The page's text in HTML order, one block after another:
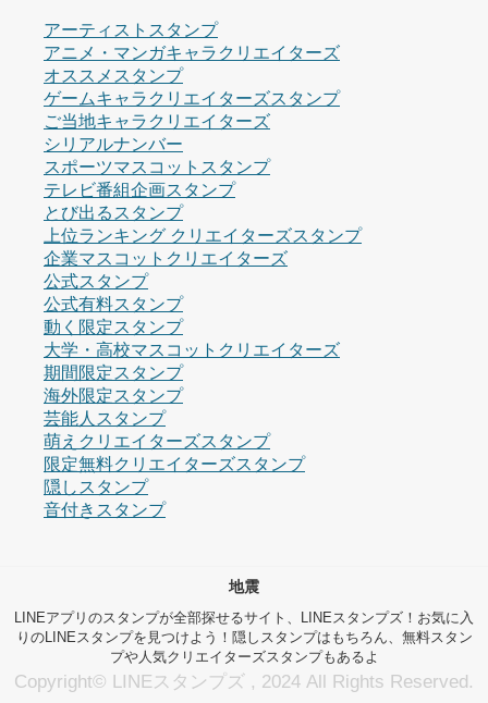
アーティストスタンプ
アニメ・マンガキャラクリエイターズ
オススメスタンプ
ゲームキャラクリエイターズスタンプ
ご当地キャラクリエイターズ
シリアルナンバー
スポーツマスコットスタンプ
テレビ番組企画スタンプ
とび出るスタンプ
上位ランキング クリエイターズスタンプ
企業マスコットクリエイターズ
公式スタンプ
公式有料スタンプ
動く限定スタンプ
大学・高校マスコットクリエイターズ
期間限定スタンプ
海外限定スタンプ
芸能人スタンプ
萌えクリエイターズスタンプ
限定無料クリエイターズスタンプ
隠しスタンプ
音付きスタンプ
地震
LINEアプリのスタンプが全部探せるサイト、LINEスタンプズ！お気に入
りのLINEスタンプを見つけよう！隠しスタンプはもちろん、無料スタン
プや人気クリエイターズスタンプもあるよ
Copyright© LINEスタンプズ , 2024 All Rights Reserved.